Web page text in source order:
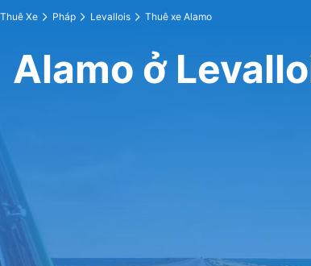
Thuê Xe Pháp Levallois Thuê xe Alamo
Alamo ở